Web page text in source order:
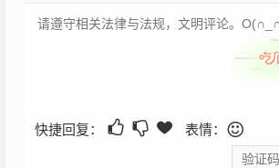
快捷回复： 表情：